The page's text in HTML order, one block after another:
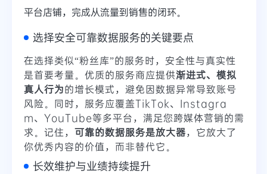
平台店铺，完成从流量到销售的闭环。
选择安全可靠数据服务的关键要点
在选择类似“粉丝库”的服务时，安全性与真实性
是首要考量。优质的服务商应提供渐进式、模拟
真人行为的增长模式，避免因数据异常导致账号
风险。同时，服务应覆盖TikTok、Instagra
m、YouTube等多平台，满足您跨媒体营销的需
求。记住， 可靠的数据服务是放大器，它放大了
你优秀内容的价值，而非替代它。
长效维护与业绩持续提升